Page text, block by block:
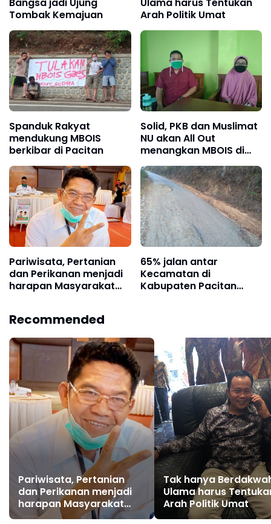
Tombak Kemajuan
Arah Politik Umat
Spanduk Rakyat
mendukung MBOIS
berkibar di Pacitan
Solid, PKB dan Muslimat
NU akan All Out
menangkan MBOIS di
Pilbup Pacitan
Pariwisata, Pertanian
dan Perikanan menjadi
harapan Masyarakat
65% jalan antar
Kecamatan di
Kabupaten Pacitan
Recommended
Pariwisata, Pertanian
dan Perikanan menjadi
harapan Masyarakat
Pringkuku kepada Mbois
Tak hanya
Ulama harus
Arah Politik Umat